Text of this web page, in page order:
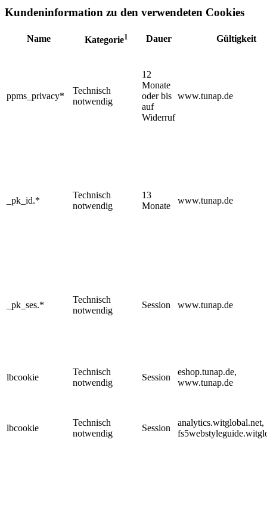
Kundeninformation zu den verwendeten Cookies
Name Kategorie1 Dauer Gültigkeit
ppms_privacy*
Technisch
notwendig
12
Monate
oder bis
auf
Widerruf
www.tunap.de
_pk_id.*
Technisch
notwendig
13
Monate
www.tunap.de
_pk_ses.*
Technisch
notwendig
Session www.tunap.de
lbcookie
Technisch
notwendig
Session
eshop.tunap.de,
www.tunap.de
lbcookie
Technisch
notwendig
Session
analytics.witglobal.net,